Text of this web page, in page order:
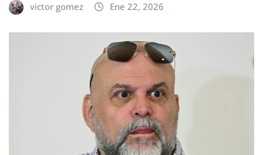
victor gomez Ene 22, 2026